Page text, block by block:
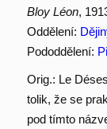
Bloy Léon,
Oddělení:
Pododdělení:
Orig.: Le
tolik, že se
pod tímto